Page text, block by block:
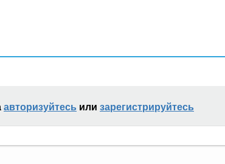
авторизуйтесь или зарегистрируйтесь